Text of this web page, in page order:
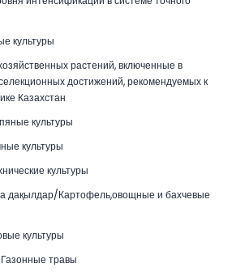
культуры
растений, включенные в
достижений, рекомендуемых к
Казахстан
культуры
культуры
культуры
дақылдар/Картофель,овощные и бахчевые
культуры
травы